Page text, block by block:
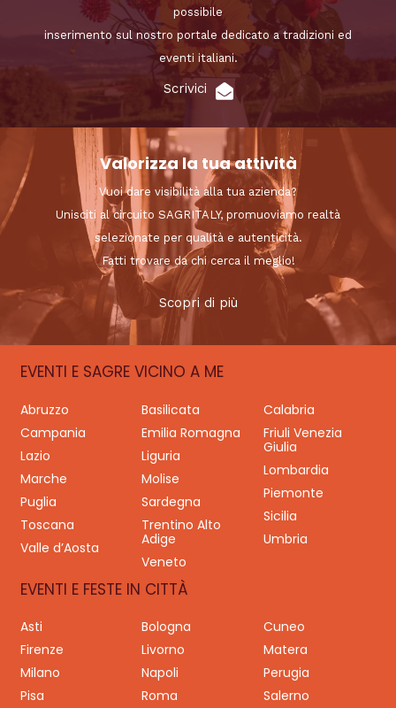
possibile
inserimento sul nostro portale dedicato a tradizioni ed
eventi italiani.
Scrivici
Valorizza la tua attività
Vuoi dare visibilità alla tua azienda?
Unisciti al circuito SAGRITALY, promuoviamo realtà
selezionate per qualità e autenticità.
Fatti trovare da chi cerca il meglio!
Scopri di più
EVENTI E SAGRE VICINO A ME
Abruzzo Basilicata
Calabria
Campania
Emilia Romagna
Friuli Venezia
Giulia
Lazio
Liguria
Lombardia
Marche
Molise
Piemonte
Puglia
Sardegna
Sicilia
Toscana
Trentino Alto
Adige
Umbria
Valle d’Aosta
Veneto
EVENTI E FESTE IN CITTÀ
Asti Bologna
Cuneo
Firenze
Livorno
Matera
Milano
Napoli
Perugia
Pisa
Roma
Salerno